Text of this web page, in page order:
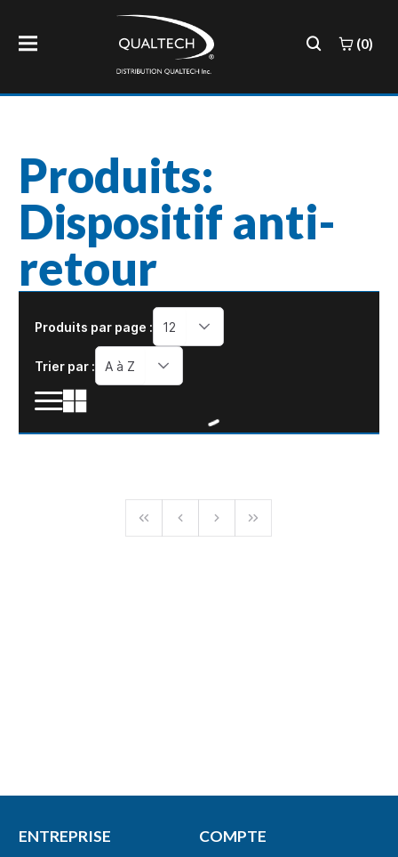
(0)
Produits:
Dispositif anti-
retour
Produits par page : 12
Trier par : A à Z
ENTREPRISE COMPTE